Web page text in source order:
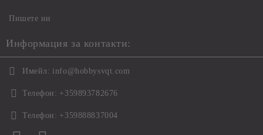
Пишете ни
Информация за контакти:
Имейл: info@hobbysvqt.com
Телефон: +359893782676
Телефон: +359888837004